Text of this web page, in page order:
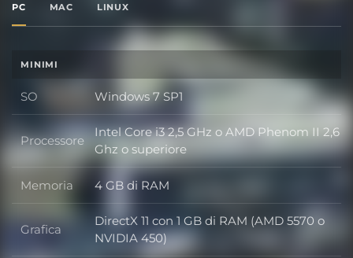
PC MAC LINUX
MINIMI
SO SO
Windows 7 SP1
Processore Processore
Intel Core i3 2,5 GHz o AMD Phenom II 2,6
Ghz o superiore
Memoria Memoria
4 GB di RAM
Grafica Grafica
DirectX 11 con 1 GB di RAM (AMD 5570 o
NVIDIA 450)